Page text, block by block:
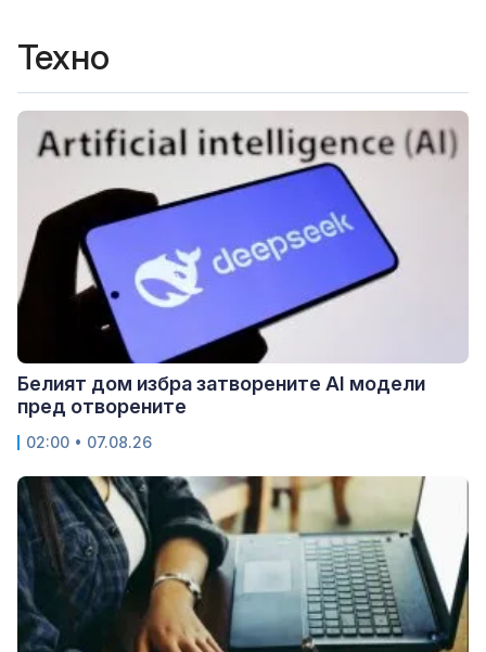
Техно
Белият дом избра затворените AI модели
пред отворените
02:00 • 07.08.26